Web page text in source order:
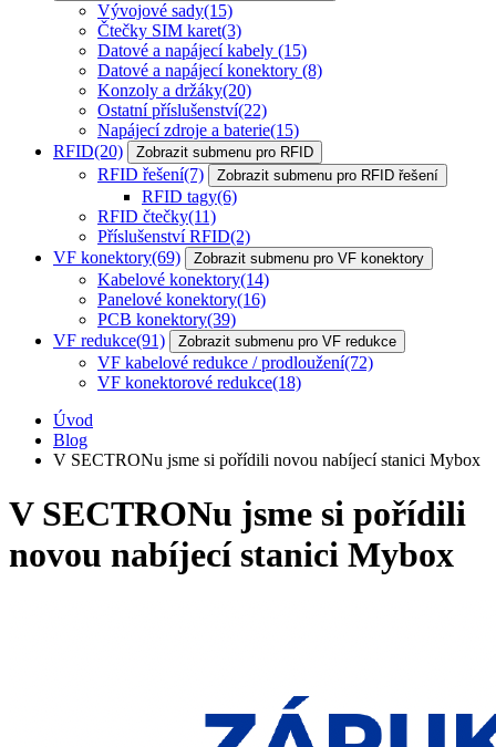
Vývojové sady(15)
Čtečky SIM karet(3)
Datové a napájecí kabely (15)
Datové a napájecí konektory (8)
Konzoly a držáky(20)
Ostatní příslušenství(22)
Napájecí zdroje a baterie(15)
RFID(20) Zobrazit submenu pro RFID
RFID řešení(7) Zobrazit submenu pro RFID řešení
RFID tagy(6)
RFID čtečky(11)
Příslušenství RFID(2)
VF konektory(69) Zobrazit submenu pro VF konektory
Kabelové konektory(14)
Panelové konektory(16)
PCB konektory(39)
VF redukce(91) Zobrazit submenu pro VF redukce
VF kabelové redukce / prodloužení(72)
VF konektorové redukce(18)
Úvod
Blog
V SECTRONu jsme si pořídili novou nabíjecí stanici Mybox
V SECTRONu jsme si pořídili
novou nabíjecí stanici Mybox